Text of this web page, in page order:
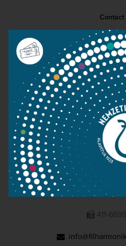
Contact
Public
Press
Terms and
Imprint
NATIONAL
1095 Budapest, Komor
411-6600
411-6699